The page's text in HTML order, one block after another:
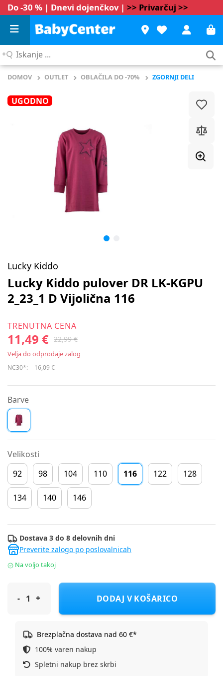
Do -30 % | Dnevi dojenčkov | >> Privarčuj >>
Iskanje
DOMOV OUTLET OBLAČILA DO -70% ZGORNJI DELI
UGODNO
Lucky Kiddo
Lucky Kiddo pulover DR LK-KGPU
2_23_1 D Vijolična 116
TRENUTNA CENA
11,49 € 22,99 €
Velja do odprodaje zalog
NC30*: 16,09 €
Barve
Velikosti
92
98 104 110 116 122 128
134 140 146
Dostava 3 do 8 delovnih dni
Preverite zalogo po poslovalnicah
Na voljo takoj
Lucky Kiddo pulover DR LK-KGPU 2_23_1 D Vijolična 116
DODAJ V KOŠARICO
Brezplačna dostava nad 60 €*
100% varen nakup
Spletni nakup brez skrbi